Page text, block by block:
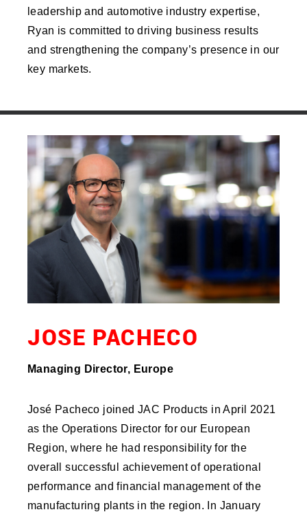
leadership and automotive industry expertise,
Ryan is committed to driving business results
and strengthening the company’s presence in our
key markets.
JOSE PACHECO
Managing Director, Europe
José Pacheco joined JAC Products in April 2021
as the Operations Director for our European
Region, where he had responsibility for the
overall successful achievement of operational
performance and financial management of the
manufacturing plants in the region. In January